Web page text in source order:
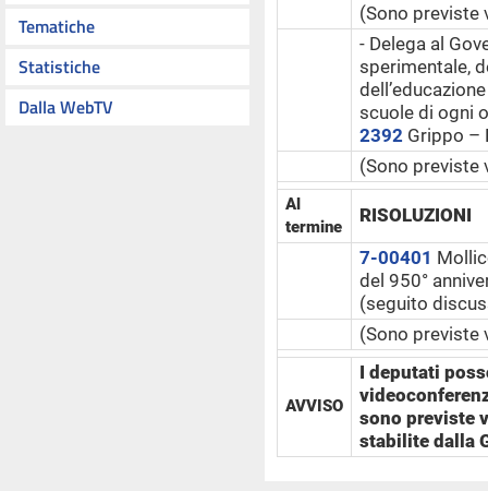
Tematiche
Statistiche
Dalla WebTV
(Sono previste
- Delega al
sperimentale,
scuole di ogni
2392 Grippo –
(Sono previste
Al
termine
RISOLUZIONI
7-00401
del 950°
(seguito
(Sono previste
AVVISO
I deputati
sono previste
stabilite dalla